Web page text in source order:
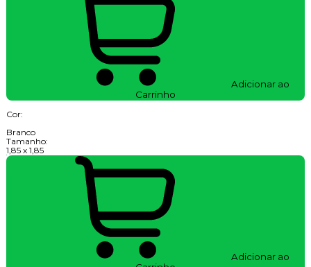
Adicionar ao
Carrinho
Cor:
Branco
Tamanho:
1,85 x 1,85
Adicionar ao